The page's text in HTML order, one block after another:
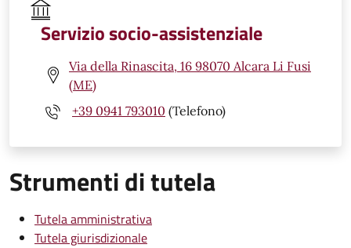
Servizio socio-assistenziale
Via della Rinascita, 16 98070 Alcara Li Fusi
(ME)
+39 0941 793010 (Telefono)
Strumenti di tutela
Tutela amministrativa
Tutela giurisdizionale